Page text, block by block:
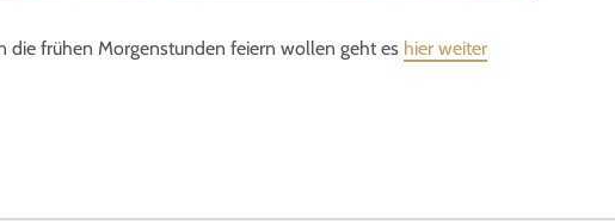
die frühen Morgenstunden feiern wollen geht es hier weiter